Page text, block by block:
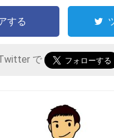
する
で